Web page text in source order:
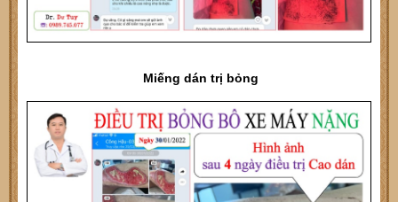
Miếng dán trị bỏng